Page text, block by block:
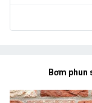
Bơm phun